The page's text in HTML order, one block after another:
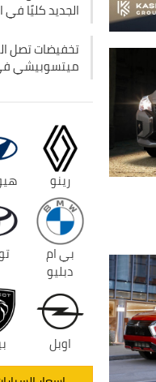
الجديد كليًا في
ميتسوبيشي
رينو
بي ام
دبليو
اوبل